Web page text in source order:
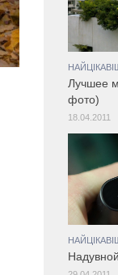
Лучшее
фото)
18.04.2011